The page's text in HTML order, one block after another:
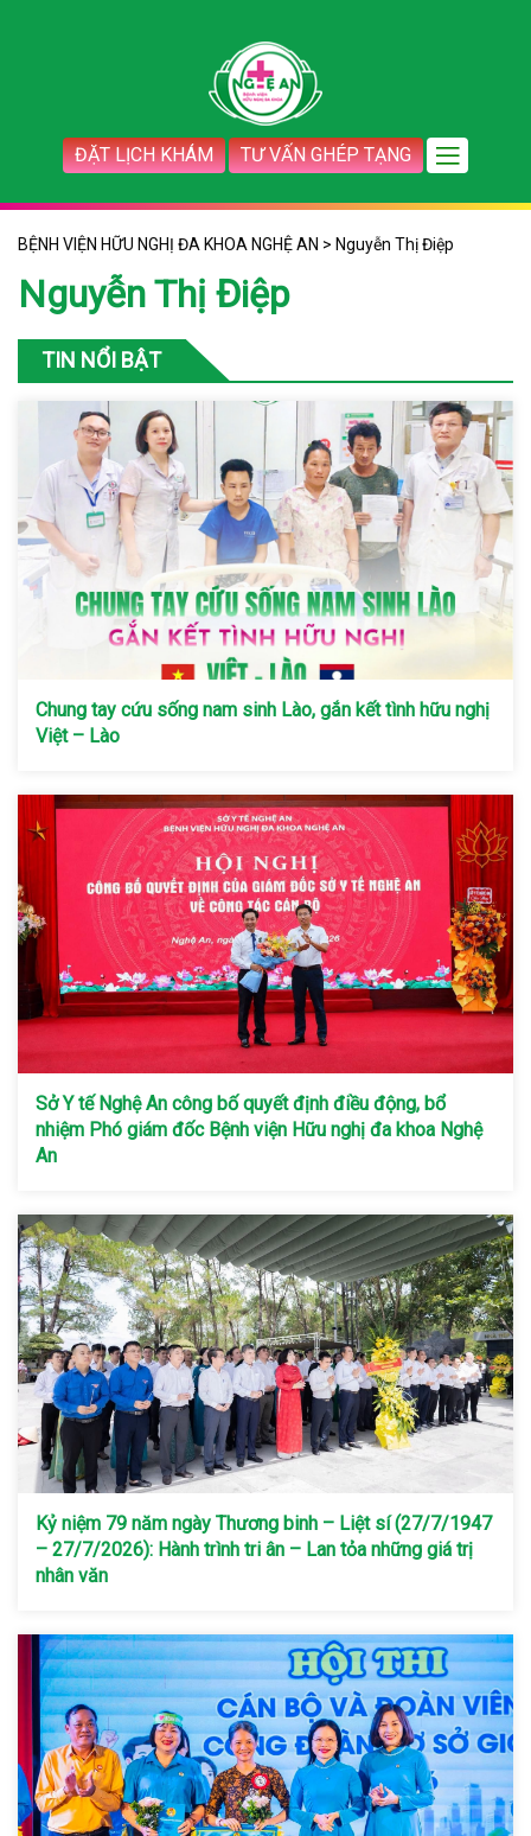
ĐẶT LỊCH KHÁM TƯ VẤN GHÉP TẠNG
BỆNH VIỆN HỮU NGHỊ ĐA KHOA NGHỆ AN > Nguyễn Thị Điệp
Nguyễn Thị Điệp
TIN NỔI BẬT
Chung tay cứu sống nam sinh Lào, gắn kết tình hữu nghị
Việt – Lào
Sở Y tế Nghệ An công bố quyết định điều động, bổ
nhiệm Phó giám đốc Bệnh viện Hữu nghị đa khoa Nghệ
An
Kỷ niệm 79 năm ngày Thương binh – Liệt sí (27/7/1947
– 27/7/2026): Hành trình tri ân – Lan tỏa những giá trị
nhân văn